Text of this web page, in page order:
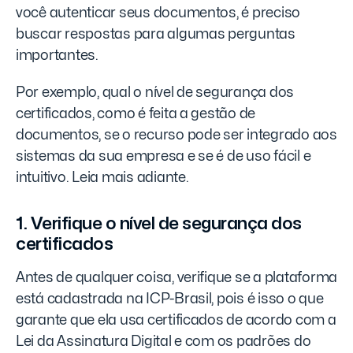
você autenticar seus documentos, é preciso
buscar respostas para algumas perguntas
importantes.
Por exemplo, qual o nível de segurança dos
certificados, como é feita a gestão de
documentos, se o recurso pode ser integrado aos
sistemas da sua empresa e se é de uso fácil e
intuitivo. Leia mais adiante.
1. Verifique o nível de segurança dos
certificados
Antes de qualquer coisa, verifique se a plataforma
está cadastrada na ICP-Brasil, pois é isso o que
garante que ela usa certificados de acordo com a
Lei da Assinatura Digital e com os padrões do